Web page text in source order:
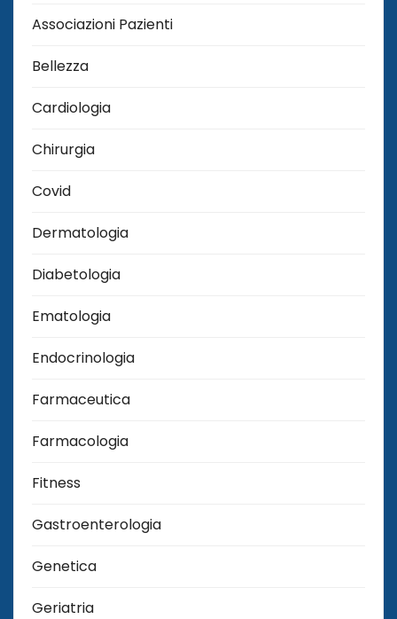
Associazioni Pazienti
Bellezza
Cardiologia
Chirurgia
Covid
Dermatologia
Diabetologia
Ematologia
Endocrinologia
Farmaceutica
Farmacologia
Fitness
Gastroenterologia
Genetica
Geriatria